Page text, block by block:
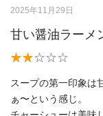
2025年11月29日
甘い醤油ラーメ
スープの第一印象は
ぁ〜という感じ。